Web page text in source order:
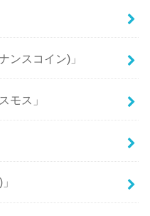
ンスコイン)」
モス」